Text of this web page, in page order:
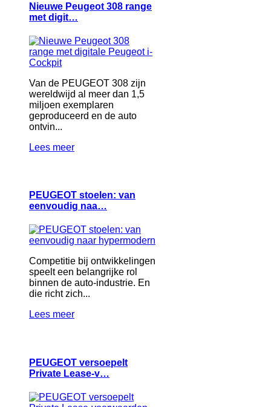
Nieuwe Peugeot 308 range
met digit…
Van de PEUGEOT 308 zijn
wereldwijd al meer dan 1,5
miljoen exemplaren
geproduceerd en de auto
ontvin...
Lees meer
PEUGEOT stoelen: van
eenvoudig naa…
Competitie bij ontwikkelingen
speelt een belangrijke rol
binnen de auto-industrie. En
die richt zich...
Lees meer
PEUGEOT versoepelt
Private Lease-v…